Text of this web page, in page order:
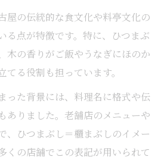
屋の伝統的な食文化や料亭文化の
る点が特徴です。特に、ひつまぶ
木の香りがご飯やうなぎにほのか
てる役割も担っています。
った背景には、料理名に格式や伝
ありました。老舗店のメニューや
、ひつまぶし＝櫃まぶしのイメー
くの店舗でこの表記が用いられて